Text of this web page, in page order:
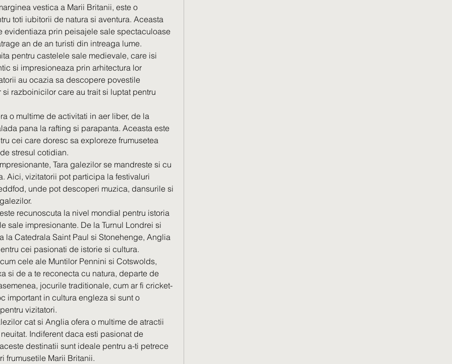
vestica a Marii Britanii, este o
toti iubitorii de natura si aventura. Aceasta
evidentiaza prin peisajele sale spectaculoase
an de an turisti din intreaga lume.
pentru castelele sale medievale, care isi
si impresioneaza prin arhitectura lor
au ocazia sa descopere povestile
razboinicilor care au trait si luptat pentru
o multime de activitati in aer liber, de la
pana la rafting si parapanta. Aceasta este
cei care doresc sa exploreze frumusetea
stresul cotidian.
Tara galezilor se mandreste si cu
Aici, vizitatorii pot participa la festivaluri
unde pot descoperi muzica, dansurile si
recunoscuta la nivel mondial pentru istoria
sale impresionante. De la Turnul Londrei si
la Catedrala Saint Paul si Stonehenge, Anglia
cei pasionati de istorie si cultura.
cele ale Muntilor Pennini si Cotswolds,
si de a te reconecta cu natura, departe de
jocurile traditionale, cum ar fi cricket-
important in cultura engleza si sunt o
vizitatori.
cat si Anglia ofera o multime de atractii
Indiferent daca esti pasionat de
destinatii sunt ideale pentru a-ti petrece
frumusetile Marii Britanii.